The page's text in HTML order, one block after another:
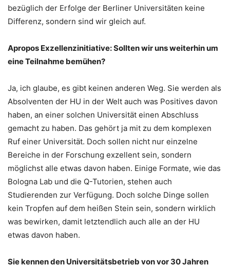
bezüglich der Erfolge der Berliner Universitäten keine
Differenz, sondern sind wir gleich auf.
Apropos Exzellenzinitiative: Sollten wir uns weiterhin um
eine Teilnahme bemühen?
Ja, ich glaube, es gibt keinen anderen Weg. Sie werden als
Absolventen der HU in der Welt auch was Positives davon
haben, an einer solchen Universität einen Abschluss
gemacht zu haben. Das gehört ja mit zu dem komplexen
Ruf einer Universität. Doch sollen nicht nur einzelne
Bereiche in der Forschung exzellent sein, sondern
möglichst alle etwas davon haben. Einige Formate, wie das
Bologna Lab und die Q-Tutorien, stehen auch
Studierenden zur Verfügung. Doch solche Dinge sollen
kein Tropfen auf dem heißen Stein sein, sondern wirklich
was bewirken, damit letztendlich auch alle an der HU
etwas davon haben.
Sie kennen den Universitätsbetrieb von vor 30 Jahren